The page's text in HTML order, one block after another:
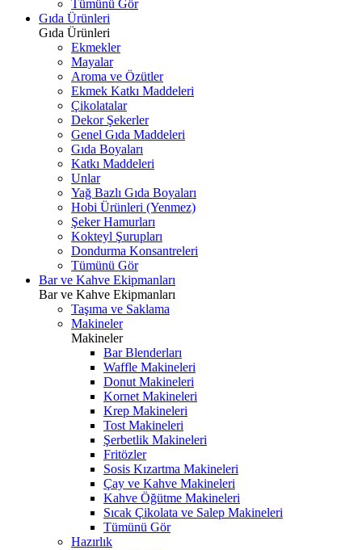
Tümünü Gör
Gıda Ürünleri
Gıda Ürünleri
Ekmekler
Mayalar
Aroma ve Özütler
Ekmek Katkı Maddeleri
Çikolatalar
Dekor Şekerler
Genel Gıda Maddeleri
Gıda Boyaları
Katkı Maddeleri
Unlar
Yağ Bazlı Gıda Boyaları
Hobi Ürünleri (Yenmez)
Şeker Hamurları
Kokteyl Şurupları
Dondurma Konsantreleri
Tümünü Gör
Bar ve Kahve Ekipmanları
Bar ve Kahve Ekipmanları
Taşıma ve Saklama
Makineler
Makineler
Bar Blenderları
Waffle Makineleri
Donut Makineleri
Kornet Makineleri
Krep Makineleri
Tost Makineleri
Şerbetlik Makineleri
Fritözler
Sosis Kızartma Makineleri
Çay ve Kahve Makineleri
Kahve Öğütme Makineleri
Sıcak Çikolata ve Salep Makineleri
Tümünü Gör
Hazırlık